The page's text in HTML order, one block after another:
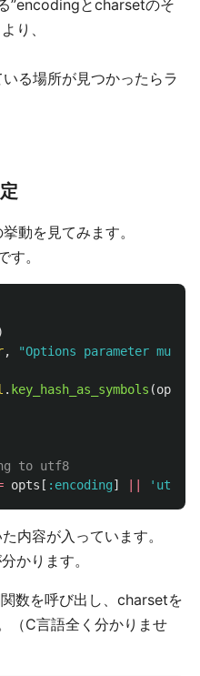
”encodingとcharsetのそ
り、
る場所が見つかったらラ
動を見てみます。
。
, "Options parameter must
. key_hash_as_symbols (opts
to utf8
opts [ :encoding] 'utf8'
内容が入っています。
かります。
数を呼び出し、charsetを
（C言語全く分かりませ